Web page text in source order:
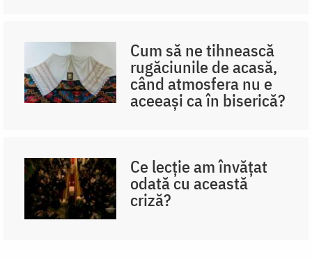
Cum să ne tihnească
rugăciunile de acasă,
când atmosfera nu e
aceeași ca în biserică?
Ce lecție am învățat
odată cu această
criză?